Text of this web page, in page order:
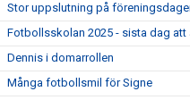
Stor uppslutning på
Fotbollsskolan 2025 - sista dag
Dennis i domarrollen
Många fotbollsmil för Signe